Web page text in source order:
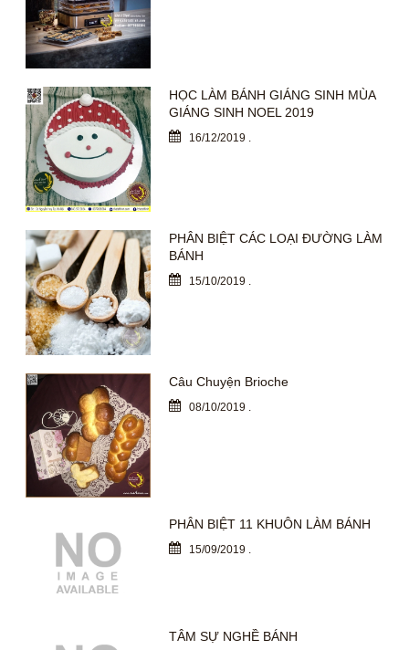
HỌC LÀM BÁNH GIÁNG SINH MÙA
GIÁNG SINH NOEL 2019
16/12/2019 .
PHÂN BIỆT CÁC LOẠI ĐƯỜNG LÀM
BÁNH
15/10/2019
Câu Chuyện Brioche
08/10/2019
PHÂN BIỆT 11 KHUÔN LÀM BÁNH
15/09/2019 .
TÂM SỰ NGHỀ BÁNH